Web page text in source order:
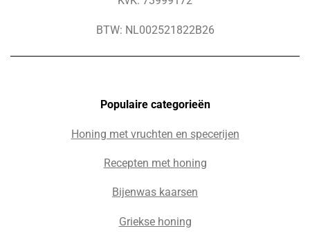
BTW: NL002521822B26
Populaire categorieën
Honing met vruchten en specerijen
Recepten met honing
Bijenwas kaarsen
Griekse honing